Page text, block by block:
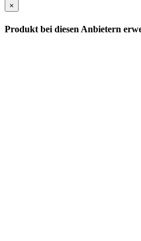
×
Produkt bei diesen Anbietern